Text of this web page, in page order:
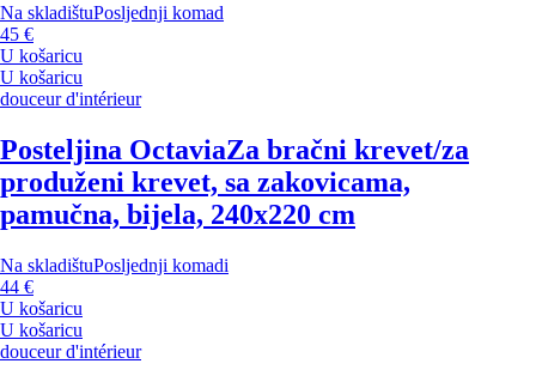
Na skladištuPosljednji komad
45 €
U košaricu
U košaricu
douceur d'intérieur
Posteljina OctaviaZa bračni krevet/za
produženi krevet, sa zakovicama,
pamučna, bijela, 240x220 cm
Na skladištuPosljednji komadi
44 €
U košaricu
U košaricu
douceur d'intérieur